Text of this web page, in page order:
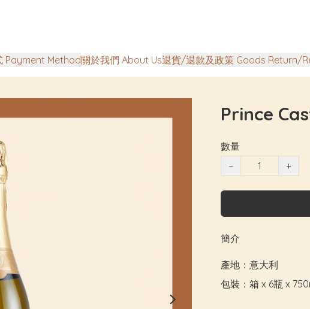
Payment Method關於我們 About Us退貨/退款及政策 Goods Return/
Prince
數量
−
+
簡介
產地：意大利
包裝：箱 x 6瓶 x